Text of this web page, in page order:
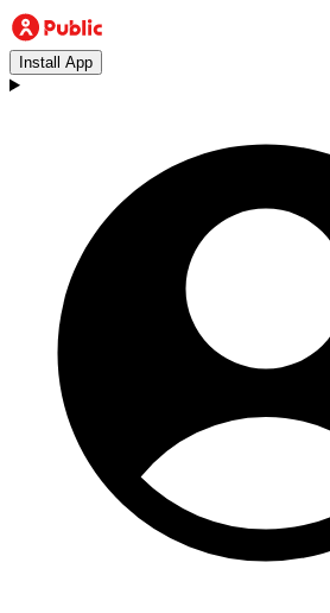
Install App